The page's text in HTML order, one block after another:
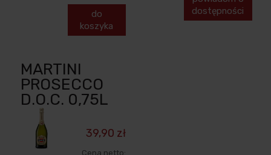
do
koszyka
dostępności
MARTINI
PROSECCO
D.O.C. 0,75L
39,90 zł
Cena netto: